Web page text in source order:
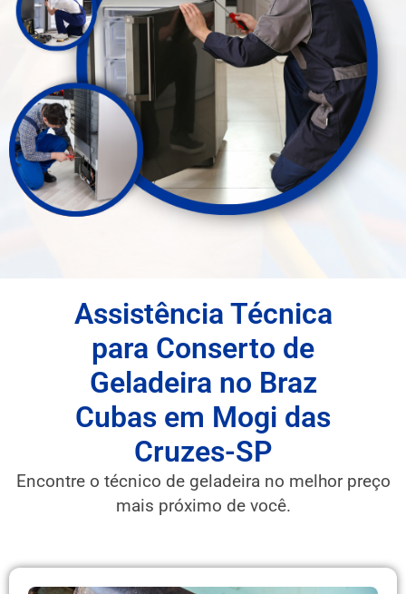
Assistência Técnica
para Conserto de
Geladeira no Braz
Cubas em Mogi das
Cruzes-SP
Encontre o técnico de geladeira no melhor preço
mais próximo de você.